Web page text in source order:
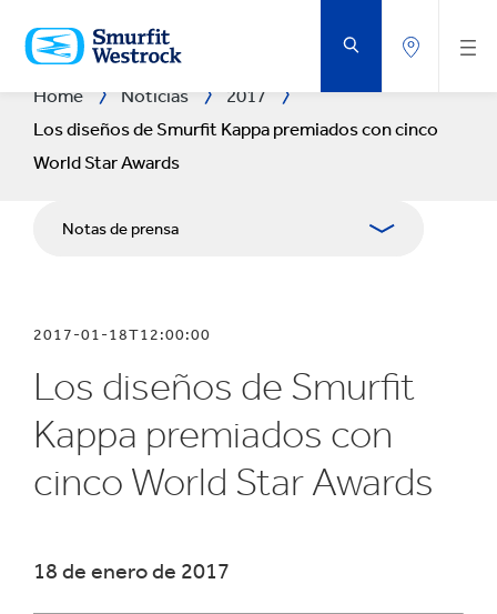
AL
CONTENIDO
PRINCIPAL
Home Noticias
2017
Los diseños de Smurfit Kappa premiados con cinco
World Star Awards
Notas de prensa
Medios
Blog
2017-01-18T12:00:00
Los diseños de Smurfit
Kappa premiados con
cinco World Star Awards
​18 de enero de 2017